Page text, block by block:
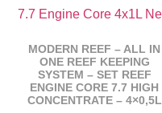
MODERN REEF – ALL IN
ONE REEF KEEPING
SYSTEM – SET REEF
ENGINE CORE 7.7 HIGH
CONCENTRATE – 4×0,5L